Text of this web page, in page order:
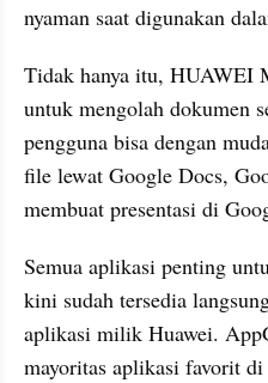
nyaman saat digunakan
Tidak hanya itu, HUAWEI
untuk mengolah dokumen
pengguna bisa dengan
file lewat Google Docs,
membuat presentasi di
Semua aplikasi penting
kini sudah tersedia
aplikasi milik Huawei.
mayoritas aplikasi favorit